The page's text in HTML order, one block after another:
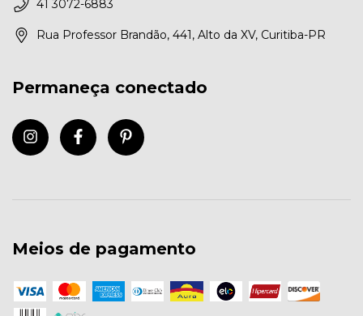
41 3072-6883
Rua Professor Brandão, 441, Alto da XV, Curitiba-PR
Permaneça conectado
Meios de pagamento